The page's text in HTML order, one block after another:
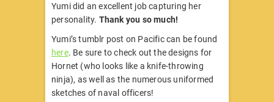
Yumi did an excellent job capturing her
personality. Thank you so much!
Yumi’s tumblr post on Pacific can be found
here. Be sure to check out the designs for
Hornet (who looks like a knife-throwing
ninja), as well as the numerous uniformed
sketches of naval officers!